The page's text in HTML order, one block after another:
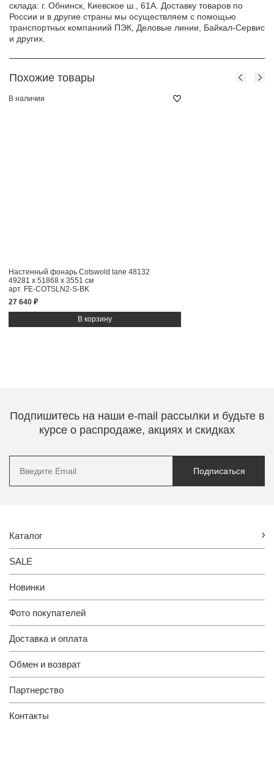
склада: г. Обнинск, Киевское ш., 61А. Доставку товаров по
России и в другие страны мы осуществляем с помощью
транспортных компаниий ПЭК, Деловые линии, Байкал-Сервис
и других.
Похожие товары
В наличии
Настенный фонарь Cotswold lane 48132
49281 x 51868 x 3551 см
арт. FE-COTSLN2-S-BK
27 640 ₽
Подпишитесь на наши e-mail рассылки и будьте в
курсе о распродаже, акциях и скидках
Подписаться
Каталог
SALE
Новинки
Фото покупателей
Доставка и оплата
Обмен и возврат
Партнерство
Контакты